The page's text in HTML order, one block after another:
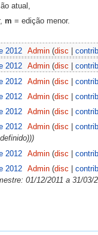
atual,
m = edição menor.
2012 Admin (disc |
2012 Admin (disc |
2012 Admin (disc |
2012 Admin (disc |
2012 Admin (disc |
2012 Admin (disc |
2012 Admin (disc |
2012 Admin (disc |
01/12/2011 a 31/